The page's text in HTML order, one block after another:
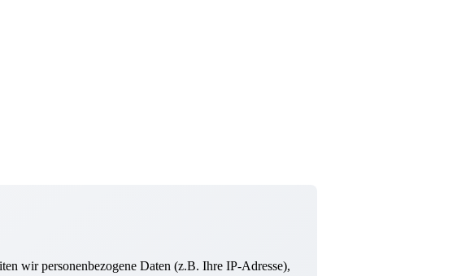
wir personenbezogene Daten (z.B. Ihre IP-Adresse),